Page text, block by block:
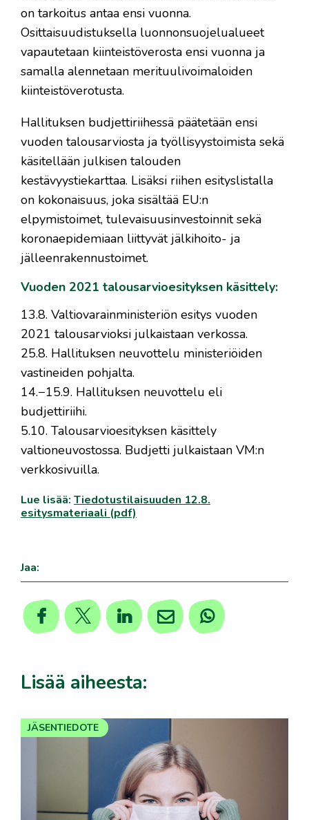
on tarkoitus antaa ensi vuonna.
Osittaisuudistuksella luonnonsuojelualueet
vapautetaan kiinteistöverosta ensi vuonna ja
samalla alennetaan merituulivoimaloiden
kiinteistöverotusta.
Hallituksen budjettiriihessä päätetään ensi
vuoden talousarviosta ja työllisyystoimista sekä
käsitellään julkisen talouden
kestävyystiekarttaa. Lisäksi riihen esityslistalla
on kokonaisuus, joka sisältää EU:n
elpymistoimet, tulevaisuusinvestoinnit sekä
koronaepidemiaan liittyvät jälkihoito- ja
jälleenrakennustoimet.
Vuoden 2021 talousarvioesityksen käsittely:
13.8. Valtiovarainministeriön esitys vuoden
2021 talousarvioksi julkaistaan verkossa.
25.8. Hallituksen neuvottelu ministeriöiden
vastineiden pohjalta.
14.−15.9. Hallituksen neuvottelu eli
budjettiriihi.
5.10. Talousarvioesityksen käsittely
valtioneuvostossa. Budjetti julkaistaan VM:n
verkkosivuilla.
Lue lisää: Tiedotustilaisuuden 12.8.
esitysmateriaali (pdf)
Jaa:
Lisää aiheesta:
JÄSENTIEDOTE